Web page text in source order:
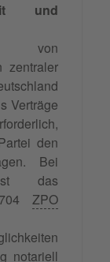
und
von
zentraler
Verträge
den
Bei
ist das
ZPO
notariell